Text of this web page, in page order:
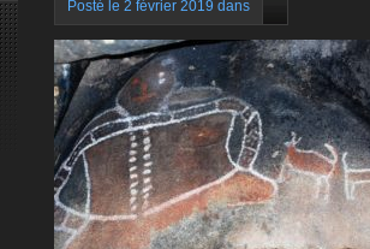
Posté le 2 février 2019 dans